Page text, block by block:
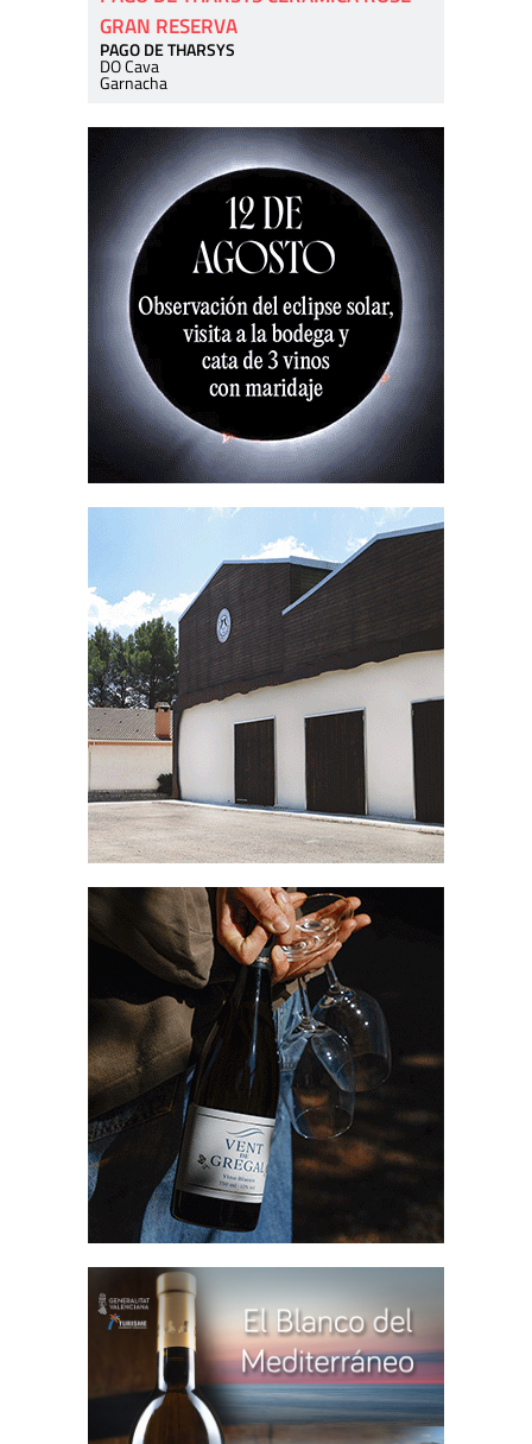
GRAN RESERVA
PAGO DE THARSYS
DO Cava
Garnacha